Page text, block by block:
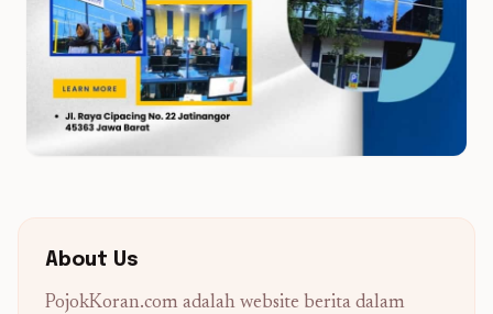
About Us
PojokKoran.com adalah website berita dalam